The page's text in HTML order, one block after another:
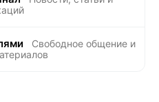
Свободное общение и